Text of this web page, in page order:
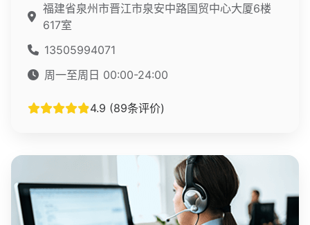
福建省泉州市晋江市泉安中路国贸中心大厦6楼
617室
13505994071
周一至周日 00:00-24:00
4.9 (89条评价)